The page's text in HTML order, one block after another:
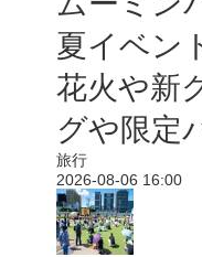
夏イベン
花火や新
グや限定
旅行
2026-08-06 16:00